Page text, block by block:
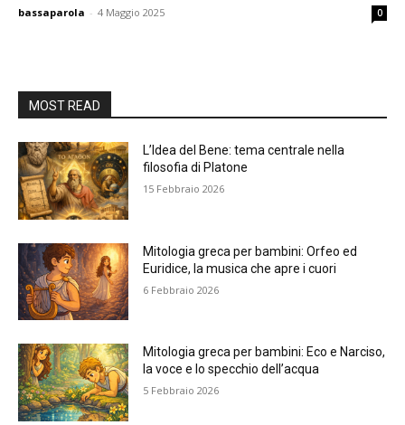
bassaparola - 4 Maggio 2025 0
MOST READ
L’Idea del Bene: tema centrale nella
filosofia di Platone
15 Febbraio 2026
Mitologia greca per bambini: Orfeo ed
Euridice, la musica che apre i cuori
6 Febbraio 2026
Mitologia greca per bambini: Eco e Narciso,
la voce e lo specchio dell’acqua
5 Febbraio 2026